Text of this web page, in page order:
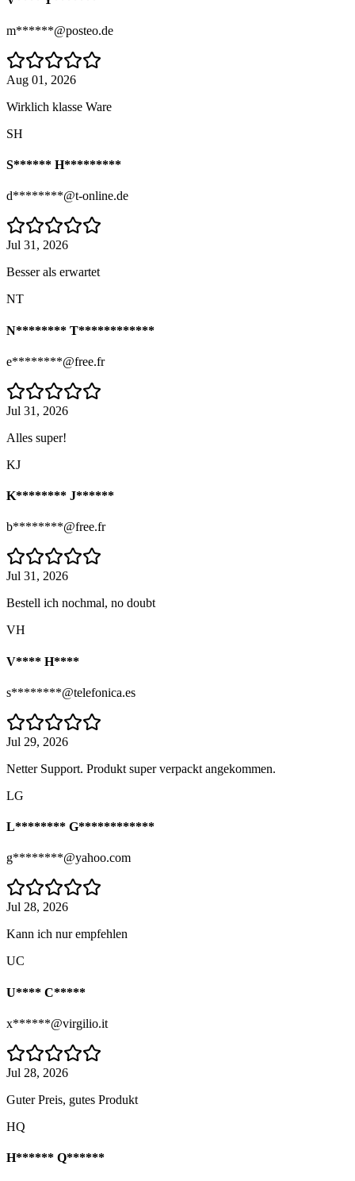
m******@posteo.de
Aug 01, 2026
Wirklich klasse Ware
SH
S****** H*********
d********@t-online.de
Jul 31, 2026
Besser als erwartet
NT
N******** T************
e********@free.fr
Jul 31, 2026
Alles super!
KJ
K******** J******
b********@free.fr
Jul 31, 2026
Bestell ich nochmal, no doubt
VH
V**** H****
s********@telefonica.es
Jul 29, 2026
Netter Support. Produkt super verpackt angekommen.
LG
L******** G************
g********@yahoo.com
Jul 28, 2026
Kann ich nur empfehlen
UC
U**** C*****
x******@virgilio.it
Jul 28, 2026
Guter Preis, gutes Produkt
HQ
H****** Q******